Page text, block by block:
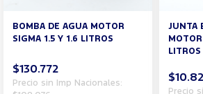
BOMBA DE AGUA MOTOR
SIGMA 1.5 Y 1.6 LITROS
$130.772
Precio sin Imp Nacionales:
JUNTA
LITROS
Precio